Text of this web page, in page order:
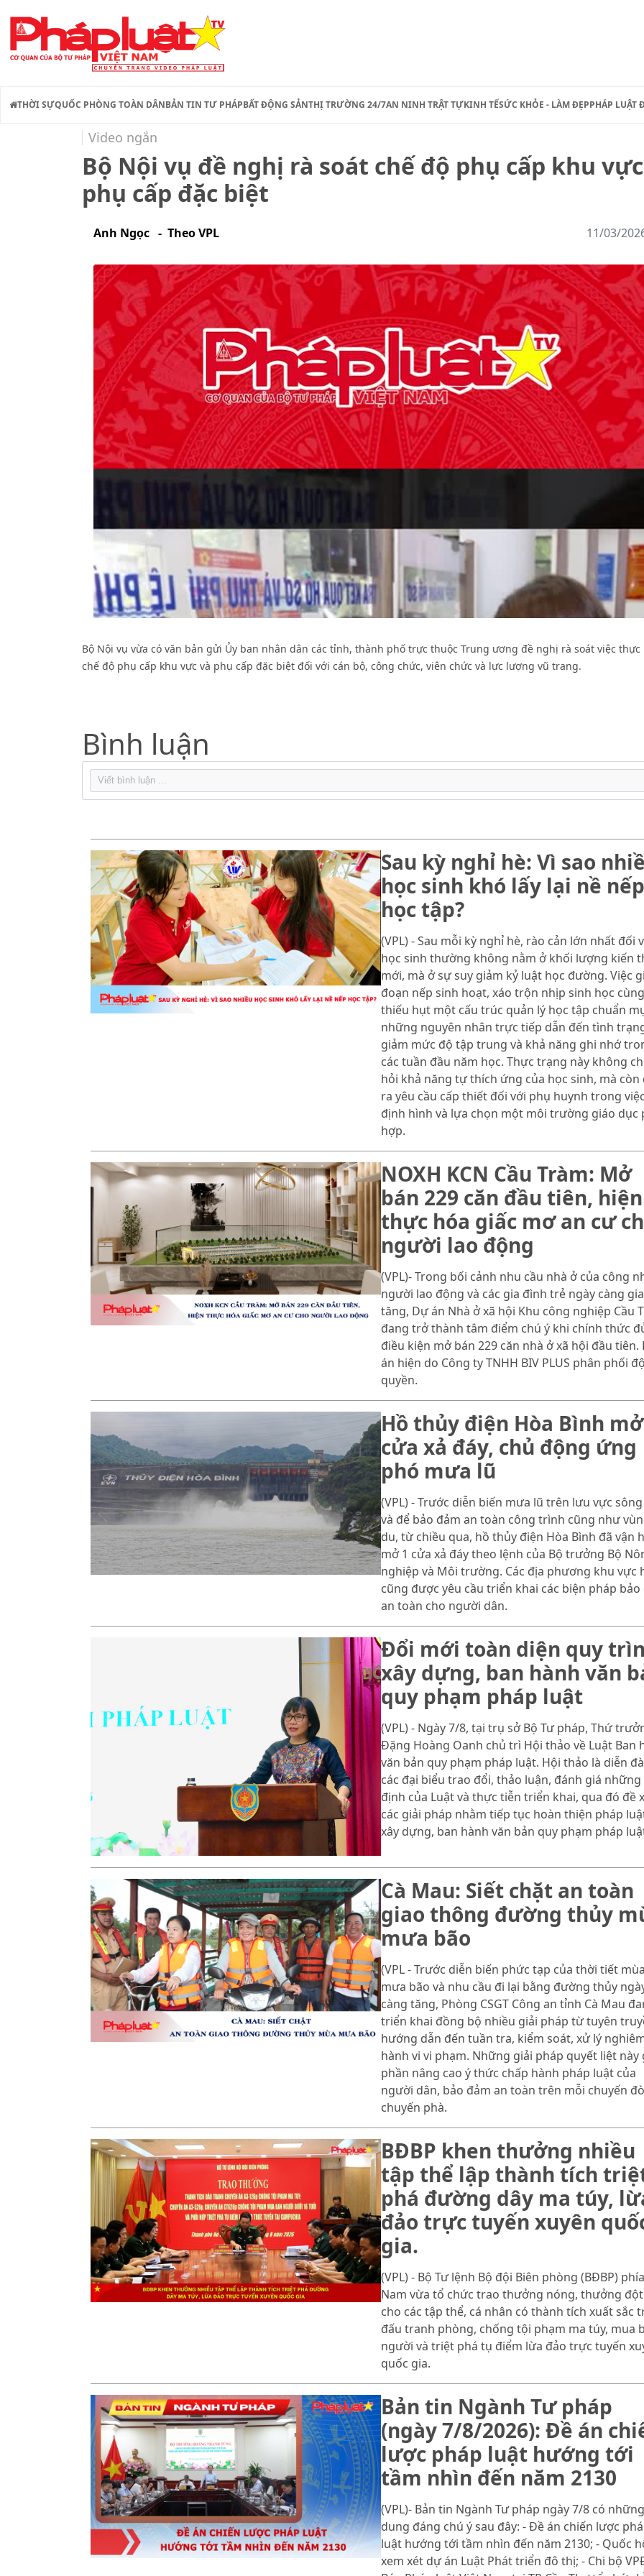
THỜI SỰQUỐC PHÒNG TOÀN DÂNBẢN TIN TƯ PHÁPBẤT ĐỘNG SẢNTHỊ TRƯỜNG 24/7AN NINH TRẬT TỰKINH TẾSỨC KHỎE - LÀM ĐẸPPHÁP LUẬT
Video ngắn
Bộ Nội vụ đề nghị rà soát chế độ phụ cấp khu
phụ cấp đặc biệt
Anh Ngọc - Theo VPL 11/03/
Bộ Nội vụ vừa có văn bản gửi Ủy ban nhân dân các tỉnh, thành phố trực thuộc Trung ương đề nghị rà soát việc thực
chế độ phụ cấp khu vực và phụ cấp đặc biệt đối với cán bộ, công chức, viên chức và lực lượng vũ trang.
Bình luận
Sau kỳ nghỉ hè: Vì sao
học sinh khó lấy lại nề nếp
học tập?
(VPL) - Sau mỗi kỳ nghỉ hè, rào cản lớn nhất đối
học sinh thường không nằm ở khối lượng kiến
mới, mà ở sự suy giảm kỷ luật học đường. Việc
đoạn nếp sinh hoạt, xáo trộn nhịp sinh học
thiếu hụt một cấu trúc quản lý học tập chuẩn
những nguyên nhân trực tiếp dẫn đến tình
giảm mức độ tập trung và khả năng ghi nhớ
các tuần đầu năm học. Thực trạng này không
hỏi khả năng tự thích ứng của học sinh, mà còn
ra yêu cầu cấp thiết đối với phụ huynh trong việc
định hình và lựa chọn một môi trường giáo dục
hợp.
NOXH KCN Cầu Tràm: Mở
bán 229 căn đầu tiên, hiện
thực hóa giấc mơ an cư
người lao động
(VPL)- Trong bối cảnh nhu cầu nhà ở của công
người lao động và các gia đình trẻ ngày càng gia
tăng, Dự án Nhà ở xã hội Khu công nghiệp Cầu
đang trở thành tâm điểm chú ý khi chính thức
điều kiện mở bán 229 căn nhà ở xã hội đầu tiên.
án hiện do Công ty TNHH BIV PLUS phân phối
quyền.
Hồ thủy điện Hòa Bình mở
cửa xả đáy, chủ động ứng
phó mưa lũ
(VPL) - Trước diễn biến mưa lũ trên lưu vực
và để bảo đảm an toàn công trình cũng như
du, từ chiều qua, hồ thủy điện Hòa Bình đã vận
mở 1 cửa xả đáy theo lệnh của Bộ trưởng Bộ
nghiệp và Môi trường. Các địa phương khu vực
cũng được yêu cầu triển khai các biện pháp bảo
an toàn cho người dân.
Đổi mới toàn diện quy
xây dựng, ban hành văn
quy phạm pháp luật
(VPL) - Ngày 7/8, tại trụ sở Bộ Tư pháp, Thứ
Đặng Hoàng Oanh chủ trì Hội thảo về Luật Ban
văn bản quy phạm pháp luật. Hội thảo là diễn
các đại biểu trao đổi, thảo luận, đánh giá những
định của Luật và thực tiễn triển khai, qua đó đề
các giải pháp nhằm tiếp tục hoàn thiện pháp
xây dựng, ban hành văn bản quy phạm pháp
Cà Mau: Siết chặt an toàn
giao thông đường thủy
mưa bão
(VPL - Trước diễn biến phức tạp của thời tiết mùa
mưa bão và nhu cầu đi lại bằng đường thủy
càng tăng, Phòng CSGT Công an tỉnh Cà Mau
triển khai đồng bộ nhiều giải pháp từ tuyên
hướng dẫn đến tuần tra, kiểm soát, xử lý
hành vi vi phạm. Những giải pháp quyết liệt này
phần nâng cao ý thức chấp hành pháp luật của
người dân, bảo đảm an toàn trên mỗi chuyến
chuyến phà.
BĐBP khen thưởng nhiều
tập thể lập thành tích
phá đường dây ma túy,
đảo trực tuyến xuyên
gia.
(VPL) - Bộ Tư lệnh Bộ đội Biên phòng (BĐBP) phía
Nam vừa tổ chức trao thưởng nóng, thưởng
cho các tập thể, cá nhân có thành tích xuất sắc
đấu tranh phòng, chống tội phạm ma túy, mua
người và triệt phá tụ điểm lừa đảo trực tuyến
quốc gia.
Bản tin Ngành Tư pháp
(ngày 7/8/2026): Đề án
lược pháp luật hướng tới
tầm nhìn đến năm 2130
(VPL)- Bản tin Ngành Tư pháp ngày 7/8 có
dung đáng chú ý sau đây: - Đề án chiến lược
luật hướng tới tầm nhìn đến năm 2130; - Quốc
xem xét dự án Luật Phát triển đô thị; - Chi bộ